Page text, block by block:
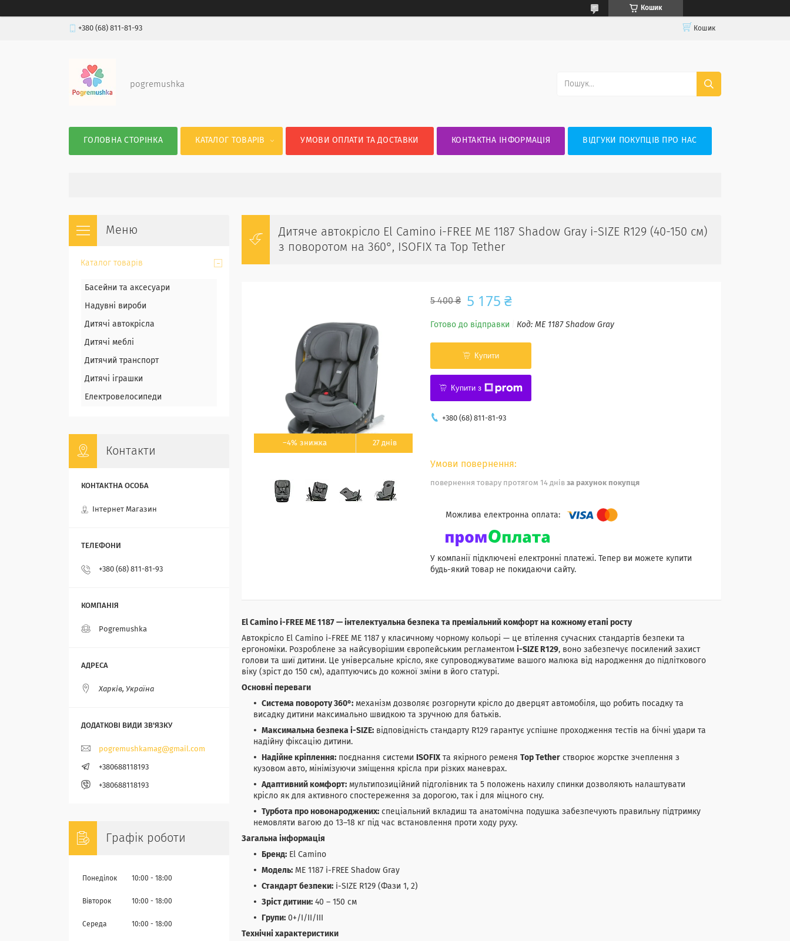
Кошик
+380 (68) 811-81-93 Кошик
pogremushka
ГОЛОВНА СТОРІНКА КАТАЛОГ ТОВАРІВ УМОВИ ОПЛАТИ ТА ДОСТАВКИ КОНТАКТНА ІНФОРМАЦІЯ ВІДГУКИ ПОКУПЦІВ ПРО НАС
Дитяче автокрісло El Camino i-FREE ME 1187 Shadow Gray i-SIZE R129 (40-150 см)
з поворотом на 360°, ISOFIX та Top Tether
–4% 27 днів
5 400 ₴ 5 175 ₴
Готово до відправки Код: ME 1187 Shadow Gray
Купити
Купити з
+380 (68) 811-81-93
повернення товару протягом 14 днів за рахунок покупця
У компанії підключені електронні платежі. Тепер ви можете купити
будь-який товар не покидаючи сайту.
El Camino i-FREE ME 1187 — інтелектуальна безпека та преміальний комфорт на кожному етапі росту
Автокрісло El Camino i-FREE ME 1187 у класичному чорному кольорі — це втілення сучасних стандартів безпеки та
ергономіки. Розроблене за найсуворішим європейським регламентом i-SIZE R129, воно забезпечує посилений захист
голови та шиї дитини. Це універсальне крісло, яке супроводжуватиме вашого малюка від народження до підліткового
віку (зріст до 150 см), адаптуючись до кожної зміни в його статурі.
Основні переваги
Система повороту 360°: механізм дозволяє розгорнути крісло до дверцят автомобіля, що робить посадку та
висадку дитини максимально швидкою та зручною для батьків.
Максимальна безпека i-SIZE: відповідність стандарту R129 гарантує успішне проходження тестів на бічні удари та
надійну фіксацію дитини.
Надійне кріплення: поєднання системи ISOFIX та якірного ременя Top Tether створює жорстке зчеплення з
кузовом авто, мінімізуючи зміщення крісла при різких маневрах.
Адаптивний комфорт: мультипозиційний підголівник та 5 положень нахилу спинки дозволяють налаштувати
крісло як для активного спостереження за дорогою, так і для міцного сну.
Турбота про новонароджених: спеціальний вкладиш та анатомічна подушка забезпечують правильну підтримку
немовляти вагою до 13–18 кг під час встановлення проти ходу руху.
Загальна інформація
Бренд: El Camino
Модель: ME 1187 i-FREE Shadow Gray
Стандарт безпеки: i-SIZE R129 (Фази 1, 2)
Зріст дитини: 40 – 150 см
Групи: 0+/I/II/III
Технічні характеристики
Каталог товарів
Басейни та аксесуари
Надувні вироби
Дитячі автокрісла
Дитячі меблі
Дитячий транспорт
Дитячі іграшки
Електровелосипеди
Контакти
Інтернет Магазин
+380 (68) 811-81-93
Pogremushka
Харків, Україна
pogremushkamag@gmail.com
+380688118193
+380688118193
Графік роботи
Понеділок 10:00 18:00
Вівторок 10:00 18:00
Середа 10:00 18:00